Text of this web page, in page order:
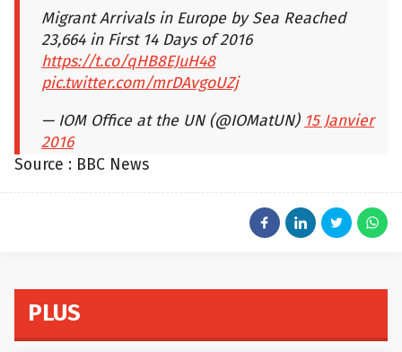
Migrant Arrivals in Europe by Sea Reached
23,664 in First 14 Days of 2016
https://t.co/qHB8EJuH48
pic.twitter.com/mrDAvgoUZj
— IOM Office at the UN (@IOMatUN) 15 Janvier
2016
Source : BBC News
PLUS